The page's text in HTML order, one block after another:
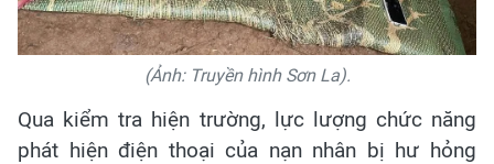
(Ảnh: Truyền hình Sơn La).
Qua kiểm tra hiện trường, lực lượng chức năng
phát hiện điện thoại của nạn nhân bị hư hỏng